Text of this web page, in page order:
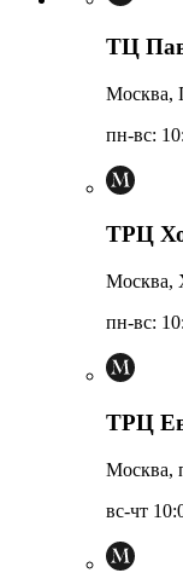
ТЦ
Москва,
пн-вс:
ТРЦ
Москва,
пн-вс:
ТРЦ
Москва,
вс-чт